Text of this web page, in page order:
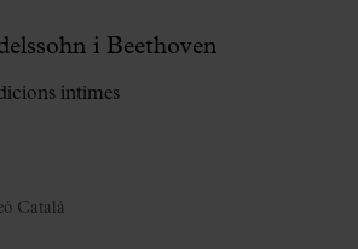
i Beethoven
íntimes
Català